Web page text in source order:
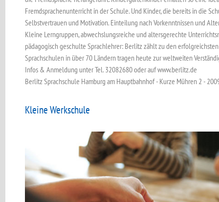
Fremdsprachenunterricht in der Schule. Und Kinder, die bereits in die
Selbstvertrauen und Motivation. Einteilung nach Vorkenntnissen und
Kleine Lerngruppen, abwechslungsreiche und altersgerechte
pädagogisch geschulte Sprachlehrer: Berlitz zählt zu den
Sprachschulen in über 70 Ländern tragen heute zur weltweiten
Infos & Anmeldung unter Tel. 32082680 oder auf www.berlitz.de
Berlitz Sprachschule Hamburg am Hauptbahnhof - Kurze Mühren 2 -
Kleine Werkschule